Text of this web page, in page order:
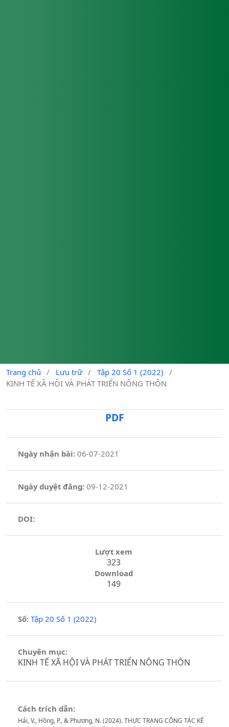
Trang chủ / Lưu trữ / Tập 20 Số 1 (2022)
/
KINH TẾ XÃ HỘI VÀ PHÁT TRIỂN NÔNG THÔN
PDF
Ngày nhận bài: 06-07-2021
Ngày duyệt đăng:09-12-2021
DOI:
Lượt xem
323
Download
149
Số: Tập 20 Số 1 (2022)
Chuyên mục:
KINH TẾ XÃ HỘI VÀ PHÁT TRIỂN NÔNG THÔN
Cách trích dẫn:
Hải, V., Hồng, P., & Phương, N. (2024). THỰC TRẠNG CÔNG TÁC KẾ